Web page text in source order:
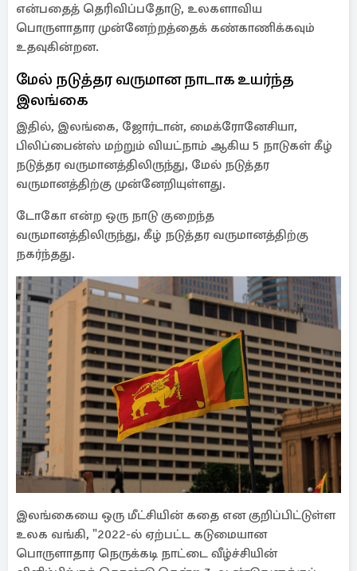
என்பதைத் தெரிவிப்பதோடு, உலகளாவிய
பொருளாதார முன்னேற்றத்தைக் கண்காணிக்கவும்
உதவுகின்றன.
மேல் நடுத்தர வருமான நாடாக உயர்ந்த
இலங்கை
இதில், இலங்கை, ஜோர்டான், மைக்ரோனேசியா,
பிலிப்பைன்ஸ் மற்றும் வியட்நாம் ஆகிய 5 நாடுகள் கீழ்
நடுத்தர வருமானத்திலிருந்து, மேல் நடுத்தர
வருமானத்திற்கு முன்னேறியுள்ளது.
டோகோ என்ற ஒரு நாடு குறைந்த
வருமானத்திலிருந்து, கீழ் நடுத்தர வருமானத்திற்கு
நகர்ந்தது.
இலங்கையை ஒரு மீட்சியின் கதை என குறிப்பிட்டுள்ள
உலக வங்கி, "2022-ல் ஏற்பட்ட கடுமையான
பொருளாதார நெருக்கடி நாட்டை வீழ்ச்சியின்